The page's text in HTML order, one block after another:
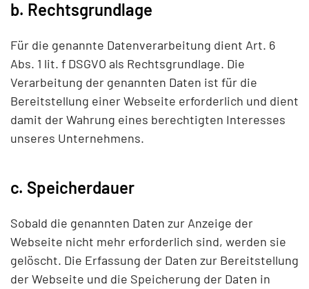
b. Rechtsgrundlage
Für die genannte Datenverarbeitung dient Art. 6
Abs. 1 lit. f DSGVO als Rechtsgrundlage. Die
Verarbeitung der genannten Daten ist für die
Bereitstellung einer Webseite erforderlich und dient
damit der Wahrung eines berechtigten Interesses
unseres Unternehmens.
c. Speicherdauer
Sobald die genannten Daten zur Anzeige der
Webseite nicht mehr erforderlich sind, werden sie
gelöscht. Die Erfassung der Daten zur Bereitstellung
der Webseite und die Speicherung der Daten in